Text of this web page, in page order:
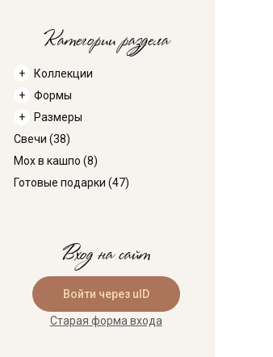
Категории раздела
Коллекции
Формы
Размеры
Свечи (38)
Мох в кашпо (8)
Готовые подарки (47)
Вход на сайт
Войти через uID
Старая форма входа